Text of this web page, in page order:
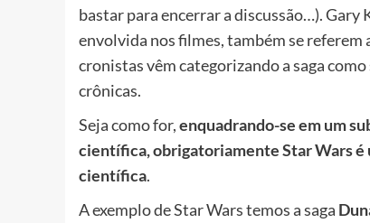
bastar para encerrar a discussão…).
envolvida nos filmes, também se
cronistas vêm categorizando a saga
crônicas.
Seja como for,enquadrando-se em um
científica, obrigatoriamente Star Wars é
científica.
A exemplo de Star Wars temos a saga